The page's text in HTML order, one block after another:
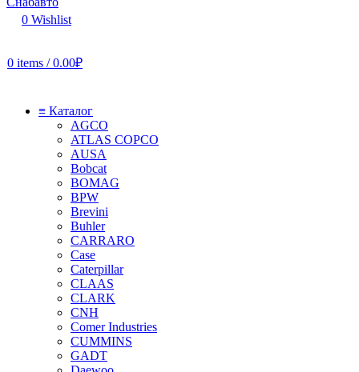
0 Wishlist
0 items / 0.00₽
≡ Каталог
AGCO
ATLAS COPCO
AUSA
Bobcat
BOMAG
BPW
Brevini
Buhler
CARRARO
Case
Caterpillar
CLAAS
CLARK
CNH
Comer Industries
CUMMINS
GADT